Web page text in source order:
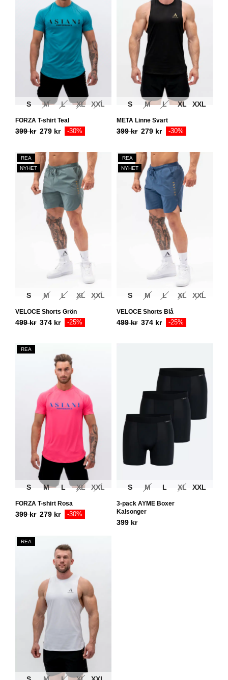
S M L XL XXL
FORZA T-shirt Teal
399kr 279 kr -30%
S M L XL XXL
META Linne Svart
399kr 279 kr -30%
REA
NYHET
S M L XL XXL
VELOCE Shorts Grön
499kr 374 kr -25%
REA
NYHET
S M L XL XXL
VELOCE Shorts Blå
499kr 374 kr -25%
REA
S M L XL XXL
FORZA T-shirt Rosa
399kr 279 kr -30%
S M L XL XXL
3-pack AYME Boxer
Kalsonger
399 kr
REA